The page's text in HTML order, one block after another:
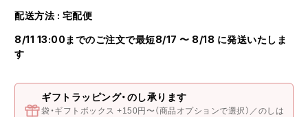
配送方法 : 宅配便
8/11 13:00までのご注文で最短8/17 〜 8/18 に発送いたしま
す
ギフトラッピング・のし承ります
袋・ギフトボックス +150円〜（商品オプションで選択）／のしは